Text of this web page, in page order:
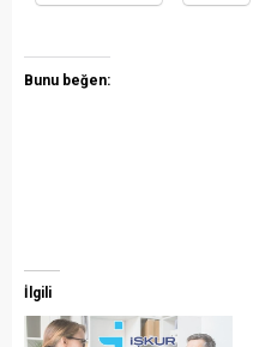
Bunu beğen:
İlgili